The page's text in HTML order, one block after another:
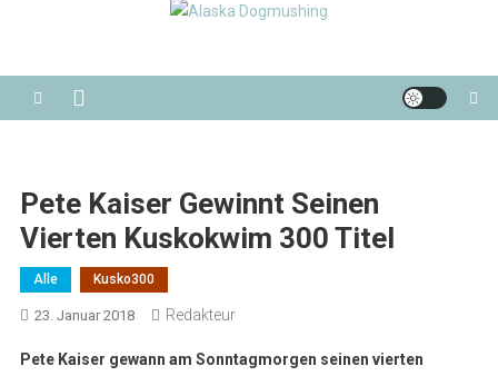
Pete Kaiser Gewinnt Seinen
Vierten Kuskokwim 300 Titel
Alle Kusko300
23. Januar 2018 Redakteur
Pete Kaiser gewann am Sonntagmorgen seinen vierten